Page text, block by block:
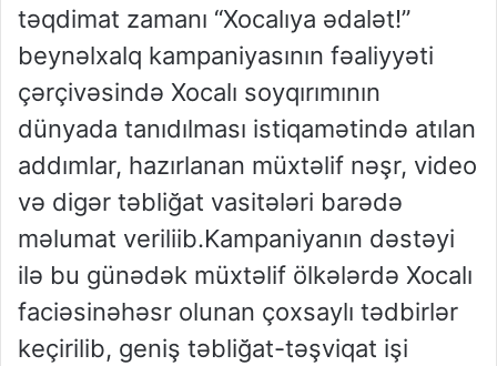
təqdimat zamanı “Xocalıya ədalət!”
beynəlxalq kampaniyasının fəaliyyəti
çərçivəsində Xocalı soyqırımının
dünyada tanıdılması istiqamətində atılan
addımlar, hazırlanan müxtəlif nəşr, video
və digər təbliğat vasitələri barədə
məlumat veriliib.Kampaniyanın dəstəyi
ilə bu günədək müxtəlif ölkələrdə Xocalı
faciəsinəhəsr olunan çoxsaylı tədbirlər
keçirilib, geniş təbliğat-təşviqat işi